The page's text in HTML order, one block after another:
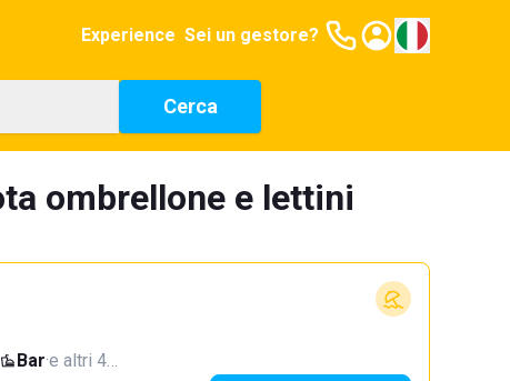
Experience Sei un gestore?
Cerca
ombrellone e lettini
Bar·e altri 4…